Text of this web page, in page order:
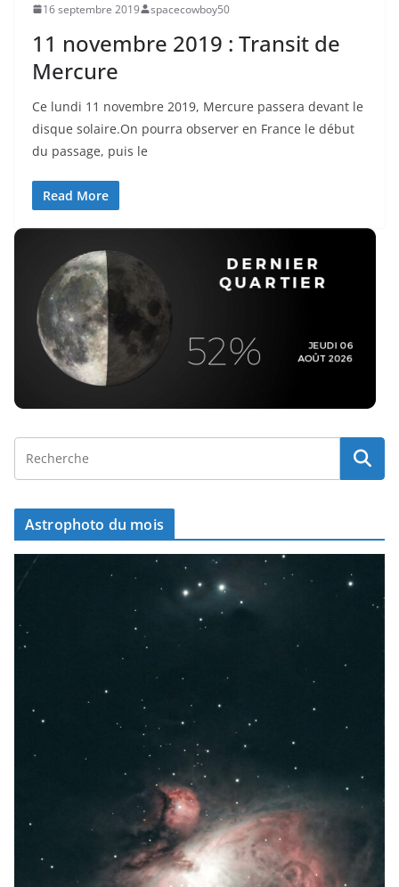
16 septembre 2019 spacecowboy50
11 novembre 2019 : Transit de
Mercure
Ce lundi 11 novembre 2019, Mercure passera devant le
disque solaire.On pourra observer en France le début
du passage, puis le
Read More
Astrophoto du mois